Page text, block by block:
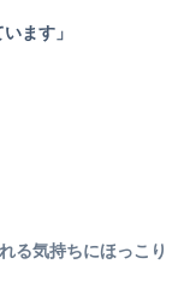
ます」
る気持ちにほっこり